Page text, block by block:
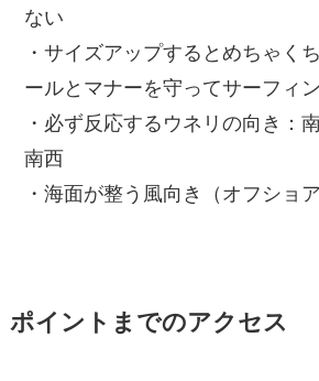
ない
・サイズアップするとめちゃく
ールとマナーを守ってサーフィ
・必ず反応するウネリの向き：
南西
・海面が整う風向き（オフショ
ポイントまでのアクセス